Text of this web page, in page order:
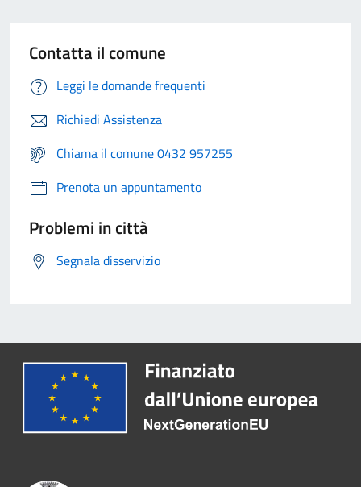
Contatta il comune
Leggi le domande frequenti
Richiedi Assistenza
Chiama il comune 0432 957255
Prenota un appuntamento
Problemi in città
Segnala disservizio